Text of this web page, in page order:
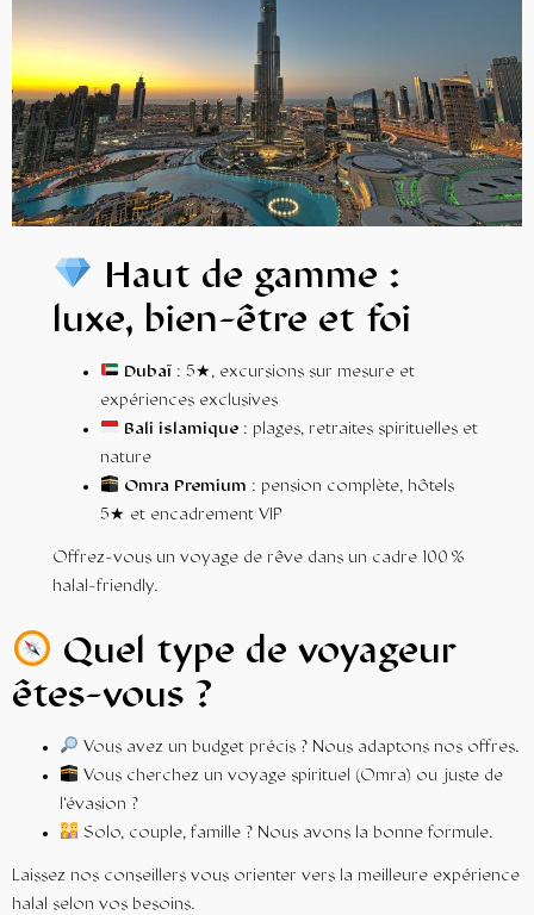
Haut de gamme :
luxe, bien-être et foi
Dubaï : 5★, excursions sur mesure et
expériences exclusives
Bali islamique : plages, retraites spirituelles et
nature
Omra Premium : pension complète, hôtels
5★ et encadrement VIP
Offrez-vous un voyage de rêve dans un cadre 100 %
halal-friendly.
Quel type de voyageur
êtes-vous ?
Vous avez un budget précis ? Nous adaptons nos offres.
Vous cherchez un voyage spirituel (Omra) ou juste de
l’évasion ?
Solo, couple, famille ? Nous avons la bonne formule.
Laissez nos conseillers vous orienter vers la meilleure expérience
halal selon vos besoins.